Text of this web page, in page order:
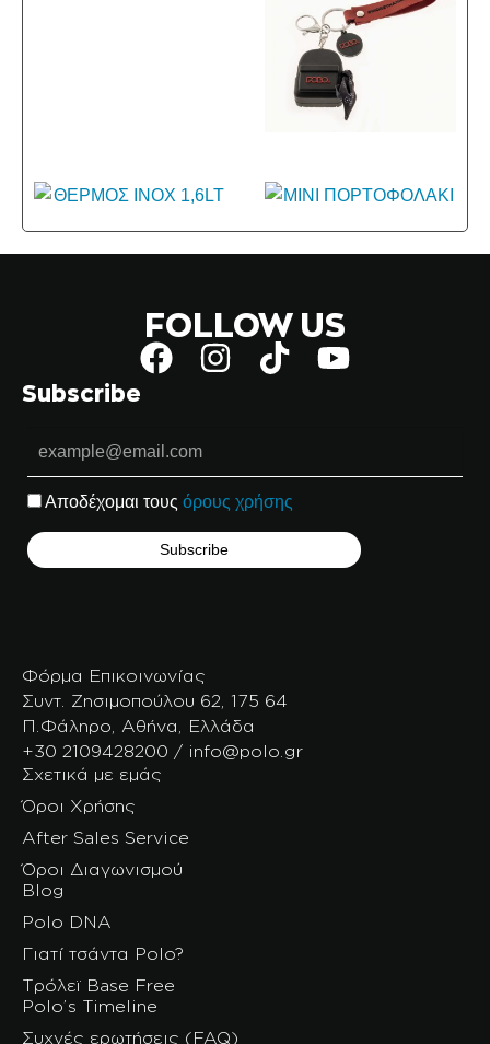
FOLLOW US
Subscribe
Αποδέχομαι τους όρους χρήσης
Φόρμα Επικοινωνίας
Συντ. Ζησιμοπούλου 62, 175 64
Π.Φάληρο, Αθήνα, Ελλάδα
+30 2109428200 / info@polo.gr
Σχετικά με εμάς
Όροι Χρήσης
After Sales Service
Όροι Διαγωνισμού
Blog
Polo DNA
Γιατί τσάντα Polo?
Τρόλεϊ Base Free
Polo’s Timeline
Συχνές ερωτήσεις (FAQ)